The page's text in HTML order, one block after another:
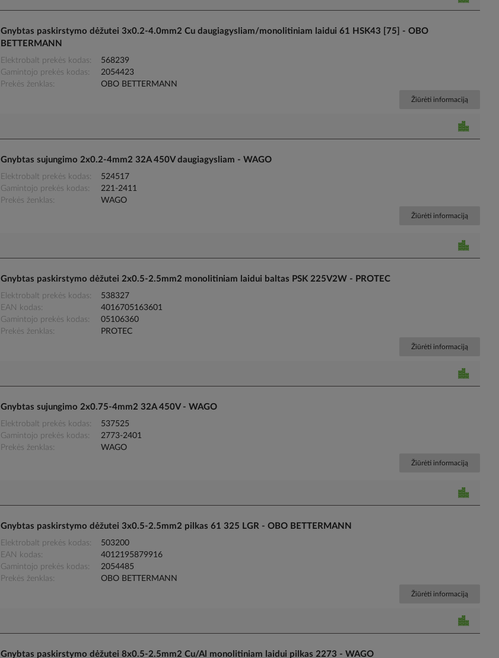
Gnybtas paskirstymo dėžutei 3x0.2-4.0mm2 Cu daugiagysliam/monolitiniam laidui 61 HSK43 [75] - OBO
BETTERMANN
Elektrobalt prekės kodas
568239
Gamintojo prekės kodas
2054423
Prekės ženklas
OBO BETTERMANN
Žiūrėti informaciją
Gnybtas sujungimo 2x0.2-4mm2 32A 450V daugiagysliam - WAGO
Elektrobalt prekės kodas
524517
Gamintojo prekės kodas
221-2411
Prekės ženklas
WAGO
Žiūrėti informaciją
Gnybtas paskirstymo dėžutei 2x0.5-2.5mm2 monolitiniam laidui baltas PSK 225V2W - PROTEC
Elektrobalt prekės kodas
538327
EAN kodas
4016705163601
Gamintojo prekės kodas
05106360
Prekės ženklas
PROTEC
Žiūrėti informaciją
Gnybtas sujungimo 2x0.75-4mm2 32A 450V - WAGO
Elektrobalt prekės kodas
537525
Gamintojo prekės kodas
2773-2401
Prekės ženklas
WAGO
Žiūrėti informaciją
Gnybtas paskirstymo dėžutei 3x0.5-2.5mm2 pilkas 61 325 LGR - OBO BETTERMANN
Elektrobalt prekės kodas
503200
EAN kodas
4012195879916
Gamintojo prekės kodas
2054485
Prekės ženklas
OBO BETTERMANN
Žiūrėti informaciją
Gnybtas paskirstymo dėžutei 8x0.5-2.5mm2 Cu/Al monolitiniam laidui pilkas 2273 - WAGO